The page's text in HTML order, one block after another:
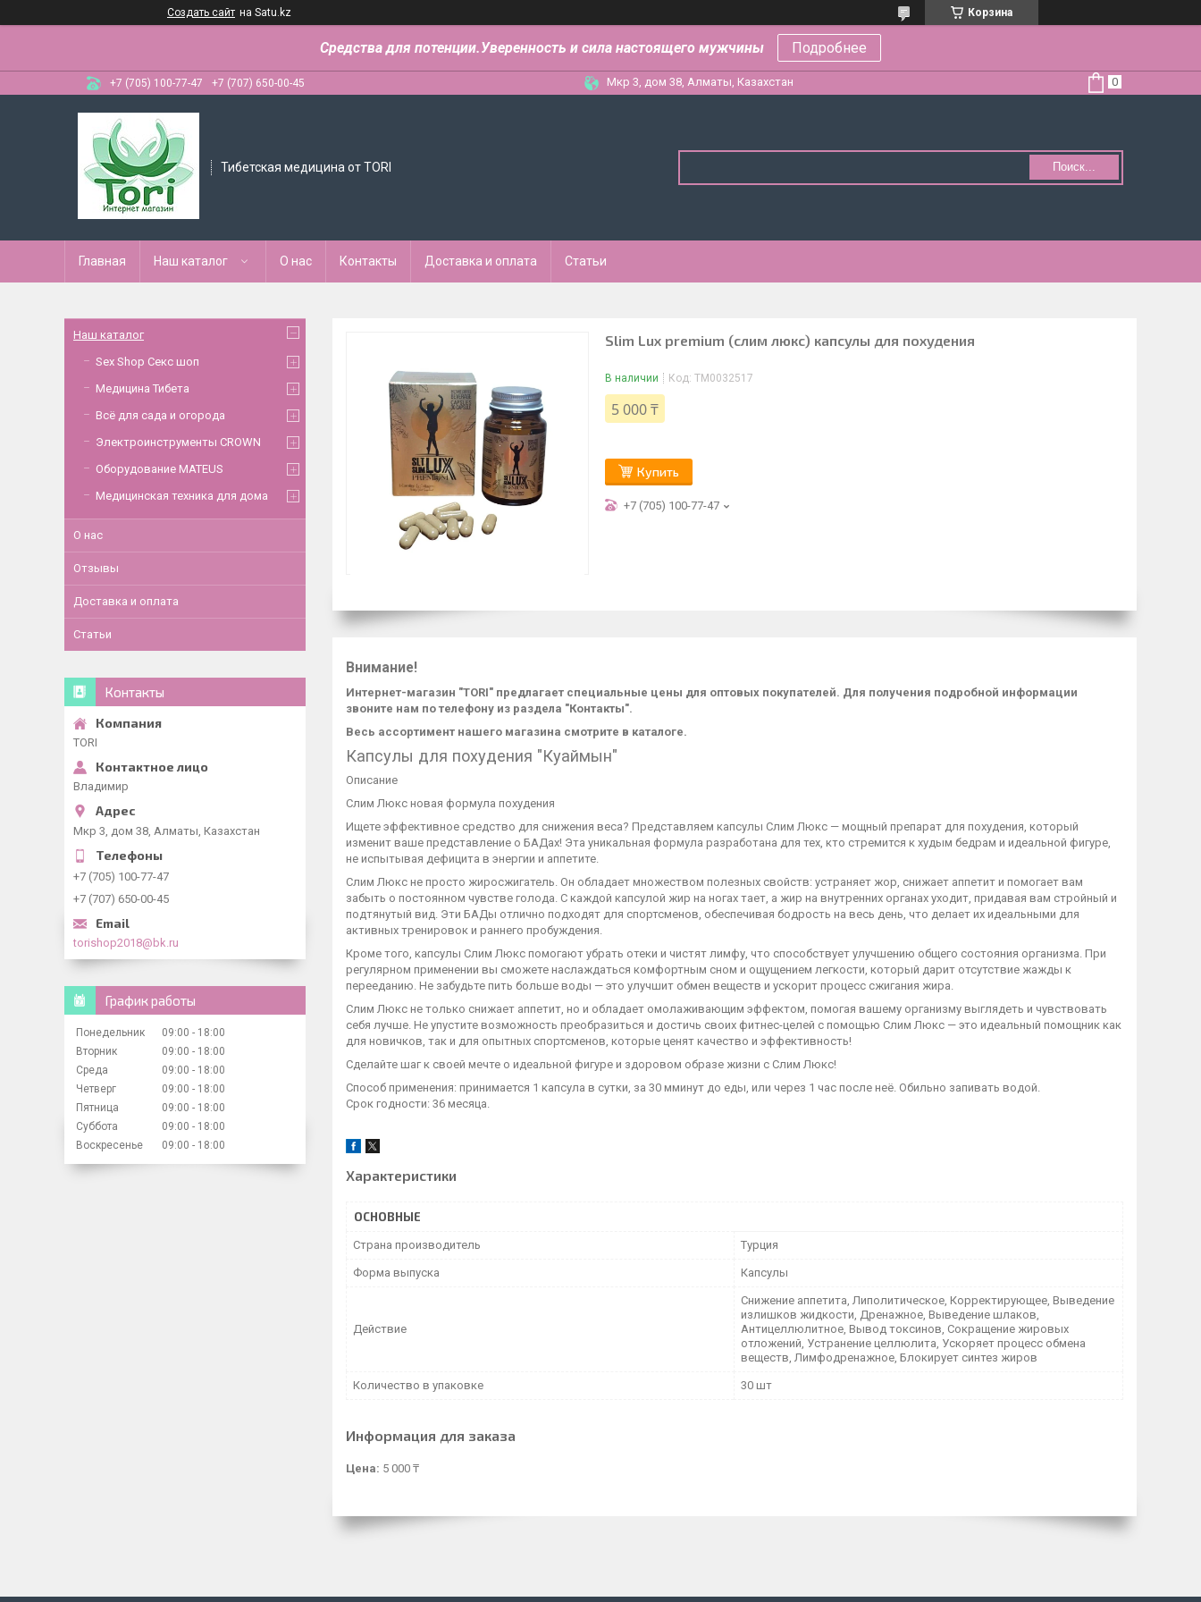
Создать сайт на Satu.kz Корзина
Средства для потенции.Уверенность и сила настоящего мужчины Подробнее
+7 (705) 100-77-47 +7 (707) 650-00-45 Мкр 3, дом 38, Алматы, Казахстан
Тибетская медицина от TORI Поиск...
Главная Наш каталог О нас Контакты Доставка и оплата Статьи
Slim Lux premium (слим люкс) капсулы для похудения
В наличии Код: ТМ0032517
5 000 ₸
Купить
+7 (705) 100-77-47
Внимание!
Интернет-магазин "TORI" предлагает специальные цены для оптовых покупателей. Для получения подробной информации
звоните нам по телефону из раздела "Контакты".
Весь ассортимент нашего магазина смотрите в каталоге.
Капсулы для похудения "Куаймын"
Описание
Слим Люкс новая формула похудения
Ищете эффективное средство для снижения веса? Представляем капсулы Слим Люкс — мощный препарат для похудения, который
изменит ваше представление о БАДах! Эта уникальная формула разработана для тех, кто стремится к худым бедрам и идеальной фигуре,
не испытывая дефицита в энергии и аппетите.
Слим Люкс не просто жиросжигатель. Он обладает множеством полезных свойств: устраняет жор, снижает аппетит и помогает вам
забыть о постоянном чувстве голода. С каждой капсулой жир на ногах тает, а жир на внутренних органах уходит, придавая вам стройный и
подтянутый вид. Эти БАДы отлично подходят для спортсменов, обеспечивая бодрость на весь день, что делает их идеальными для
активных тренировок и раннего пробуждения.
Кроме того, капсулы Слим Люкс помогают убрать отеки и чистят лимфу, что способствует улучшению общего состояния организма. При
регулярном применении вы сможете наслаждаться комфортным сном и ощущением легкости, который дарит отсутствие жажды к
перееданию. Не забудьте пить больше воды — это улучшит обмен веществ и ускорит процесс сжигания жира.
Слим Люкс не только снижает аппетит, но и обладает омолаживающим эффектом, помогая вашему организму выглядеть и чувствовать
себя лучше. Не упустите возможность преобразиться и достичь своих фитнес-целей с помощью Слим Люкс — это идеальный помощник как
для новичков, так и для опытных спортсменов, которые ценят качество и эффективность!
Сделайте шаг к своей мечте о идеальной фигуре и здоровом образе жизни с Слим Люкс!
Способ применения: принимается 1 капсула в сутки, за 30 мминут до еды, или через 1 час после неё. Обильно запивать водой.
Срок годности: 36 месяца.
Характеристики
ОСНОВНЫЕ
Страна производитель Турция
Форма выпуска Капсулы
Действие
Снижение аппетита, Липолитическое, Корректирующее, Выведение
излишков жидкости, Дренажное, Выведение шлаков,
Антицеллюлитное, Вывод токсинов, Сокращение жировых
отложений, Устранение целлюлита, Ускоряет процесс обмена
веществ, Лимфодренажное, Блокирует синтез жиров
Количество в упаковке 30 шт
Информация для заказа
Цена: 5 000 ₸
Наш каталог
Sex Shop Секс шоп
Медицина Тибета
Всё для сада и огорода
Электроинструменты CROWN
Оборудование MATEUS
Медицинская техника для дома
О нас
Отзывы
Доставка и оплата
Статьи
Контакты
TORI
Владимир
Мкр 3, дом 38, Алматы, Казахстан
+7 (705) 100-77-47
+7 (707) 650-00-45
torishop2018@bk.ru
График работы
Понедельник 09:00
18:00
Вторник
09:00
18:00
Среда
09:00
18:00
Четверг
09:00
18:00
Пятница
09:00
18:00
Суббота
09:00
18:00
Воскресенье
09:00 18:00